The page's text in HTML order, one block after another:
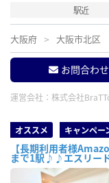
駅近
大阪府 大阪市北区
お問合わせ
運営会社： 株式会社
オススメ キャンペー
【長期利用者様
まで1駅♪♪エスリー